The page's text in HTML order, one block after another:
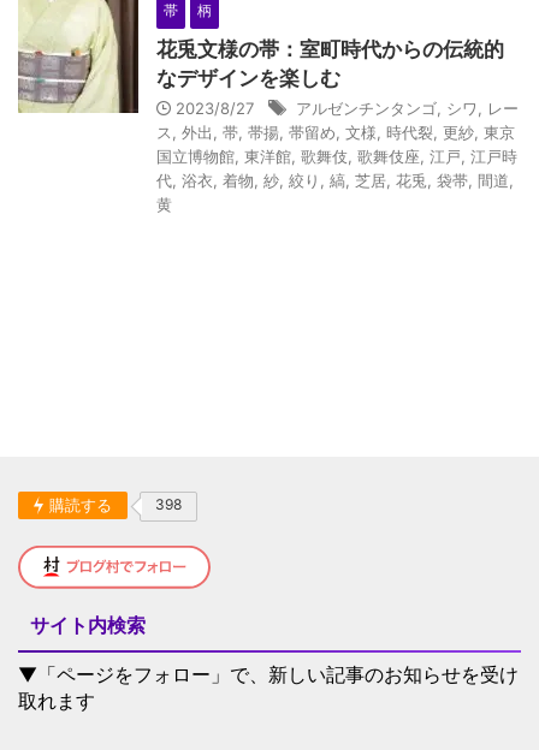
帯 柄
花兎文様の帯：室町時代からの伝統的
なデザインを楽しむ
2023/8/27 アルゼンチンタンゴ シワ
レー
ス
外出 帯 帯揚 帯留め 文様 時代裂 更紗 東京
国立博物館 東洋館 歌舞伎 歌舞伎座 江戸 江戸時
代 浴衣 着物 紗 絞り 縞 芝居 花兎 袋帯 間道
黄
購読する 398
サイト内検索
▼「ページをフォロー」で、新しい記事のお知らせを受け
取れます